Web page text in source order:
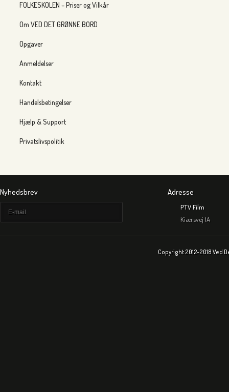
FOLKESKOLEN – Priser og Vilkår
Om VED DET GRØNNE BORD
Opgaver
Anmeldelser
Kontakt
Handelsbetingelser
Hjælp & Support
Privatslivspolitik
Nyhedsbrev Adresse
PTV Film
Kiærsvej 1A
Copyright 2012-2018 Ved